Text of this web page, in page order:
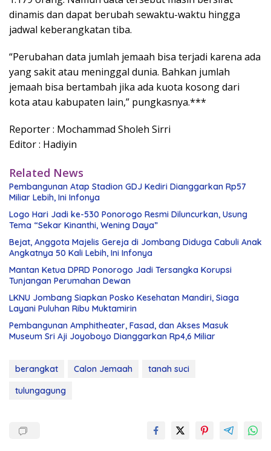
dinamis dan dapat berubah sewaktu-waktu hingga
jadwal keberangkatan tiba.
“Perubahan data jumlah jemaah bisa terjadi karena ada
yang sakit atau meninggal dunia. Bahkan jumlah
jemaah bisa bertambah jika ada kuota kosong dari
kota atau kabupaten lain,” pungkasnya.***
Reporter : Mochammad Sholeh Sirri
Editor : Hadiyin
Related News
Pembangunan Atap Stadion GDJ Kediri Dianggarkan Rp57
Miliar Lebih, Ini Infonya
Logo Hari Jadi ke-530 Ponorogo Resmi Diluncurkan, Usung
Tema “Sekar Kinanthi, Wening Daya”
Bejat, Anggota Majelis Gereja di Jombang Diduga Cabuli Anak
Angkatnya 50 Kali Lebih, Ini Infonya
Mantan Ketua DPRD Ponorogo Jadi Tersangka Korupsi
Tunjangan Perumahan Dewan
LKNU Jombang Siapkan Posko Kesehatan Mandiri, Siaga
Layani Puluhan Ribu Muktamirin
Pembangunan Amphitheater, Fasad, dan Akses Masuk
Museum Sri Aji Joyoboyo Dianggarkan Rp4,6 Miliar
berangkat Calon Jemaah
tanah suci
tulungagung